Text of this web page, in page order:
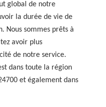
global de notre
la durée de vie de
Nous sommes prêts à
avoir plus
de notre service.
dans toute la région
et également dans